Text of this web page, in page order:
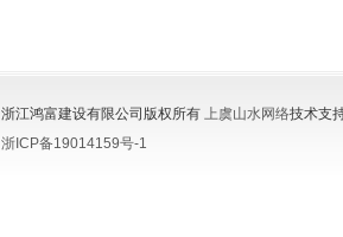
浙江鸿富建设有限公司版权所有 上虞山水网络技术支
浙ICP备19014159号-1